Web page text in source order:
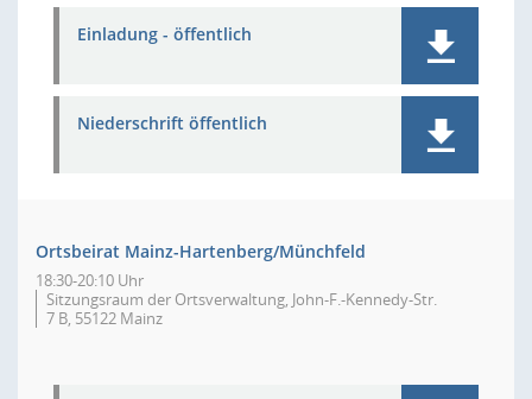
Einladung - öffentlich
Niederschrift öffentlich
Ortsbeirat Mainz-Hartenberg/Münchfeld
18:30-20:10 Uhr
Sitzungsraum der Ortsverwaltung, John-F.-Kennedy-Str.
7 B, 55122 Mainz